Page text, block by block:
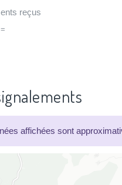
reçus
=
affichées sont